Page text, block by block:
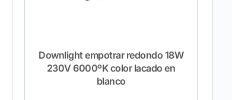
Downlight empotrar redondo 18W
230V 6000ºK color lacado en
blanco